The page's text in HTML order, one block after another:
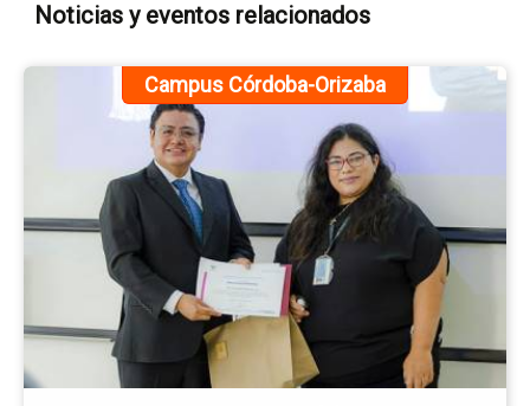
Noticias y eventos relacionados
Campus Córdoba-Orizaba